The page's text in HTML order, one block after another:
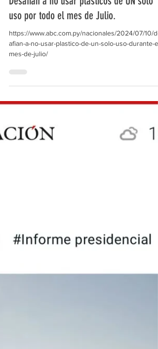
Desafian a no usar plasticos de UN solo
uso por todo el mes de Julio.
https://www.abc.com.py/nacionales/2024/07/10/
afian-a-no-usar-plastico-de-un-solo-uso-durante-el-